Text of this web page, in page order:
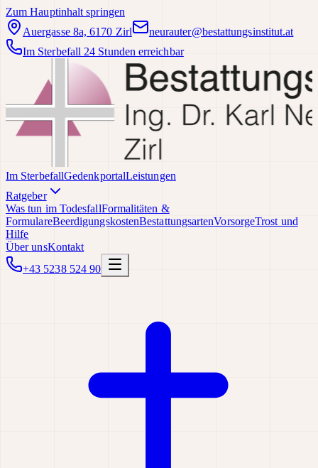
Zum Hauptinhalt springen
Auergasse 8a, 6170 Zirl
neurauter@bestattungsinstitut.at
Im Sterbefall 24 Stunden erreichbar
Im SterbefallGedenkportalLeistungen
Ratgeber
Was tun im TodesfallFormalitäten &
FormulareBeerdigungskostenBestattungsartenVorsorgeTrost und
Hilfe
Über unsKontakt
+43 5238 524 90